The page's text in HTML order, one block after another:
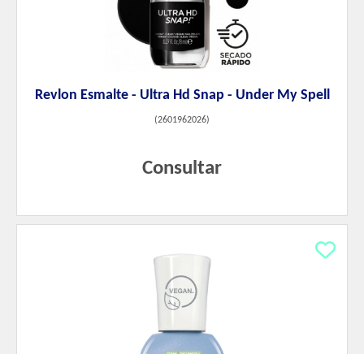
Revlon Esmalte - Ultra Hd Snap - Under My Spell
(2601962026)
Consultar